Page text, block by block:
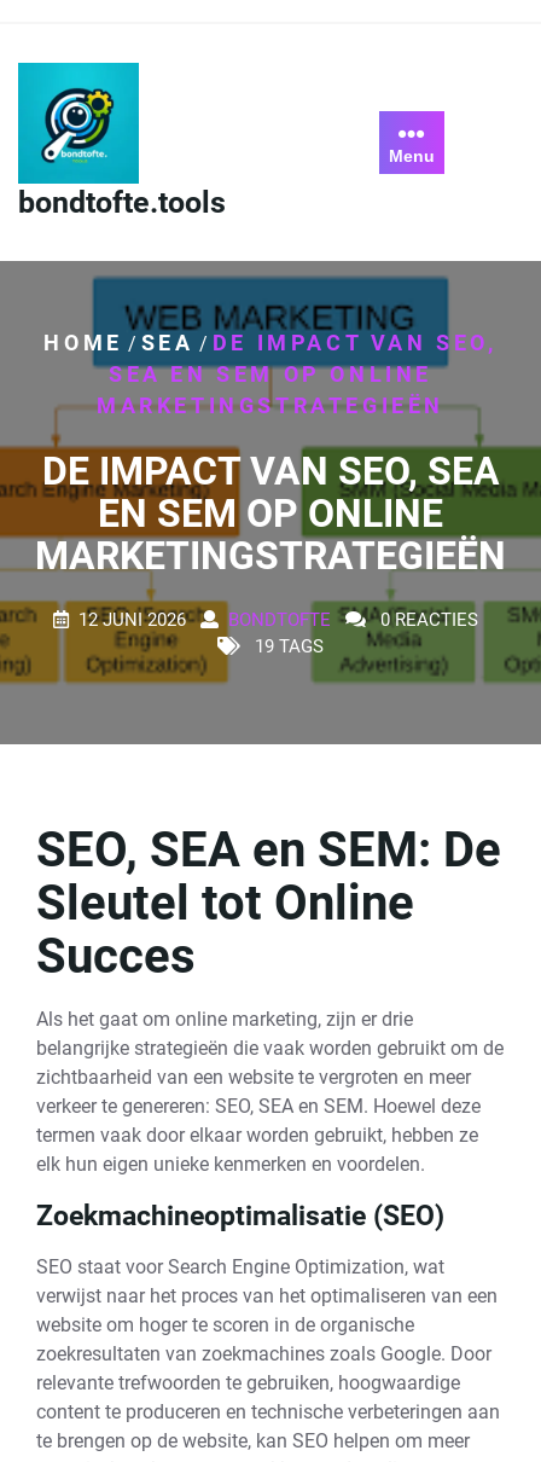
content
bondtofte.tools
Menu
HOME / SEA / DE IMPACT VAN SEO,
SEA EN SEM OP ONLINE
MARKETINGSTRATEGIEËN
DE IMPACT VAN SEO, SEA
EN SEM OP ONLINE
MARKETINGSTRATEGIEËN
12 JUNI 2026 BONDTOFTE
0 REACTIES
19 TAGS
SEO, SEA en SEM: De
Sleutel tot Online
Succes
Als het gaat om online marketing, zijn er drie
belangrijke strategieën die vaak worden gebruikt om de
zichtbaarheid van een website te vergroten en meer
verkeer te genereren: SEO, SEA en SEM. Hoewel deze
termen vaak door elkaar worden gebruikt, hebben ze
elk hun eigen unieke kenmerken en voordelen.
Zoekmachineoptimalisatie (SEO)
SEO staat voor Search Engine Optimization, wat
verwijst naar het proces van het optimaliseren van een
website om hoger te scoren in de organische
zoekresultaten van zoekmachines zoals Google. Door
relevante trefwoorden te gebruiken, hoogwaardige
content te produceren en technische verbeteringen aan
te brengen op de website, kan SEO helpen om meer